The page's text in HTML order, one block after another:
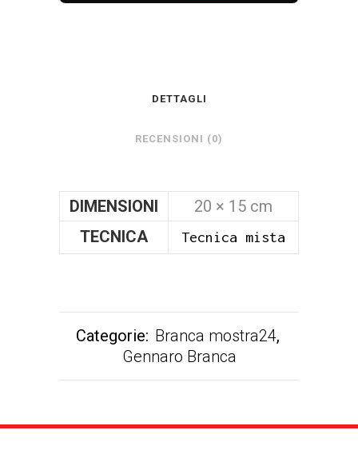
DETTAGLI
RECENSIONI (0)
DIMENSIONI
20 × 15 cm
TECNICA
Tecnica mista
Categorie: Branca mostra24,
Gennaro Branca